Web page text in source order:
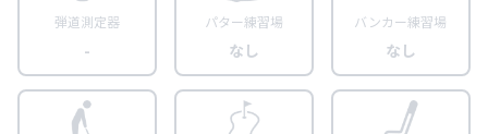
弾道測定器
-
パター練習場
なし
バンカー練習場
なし